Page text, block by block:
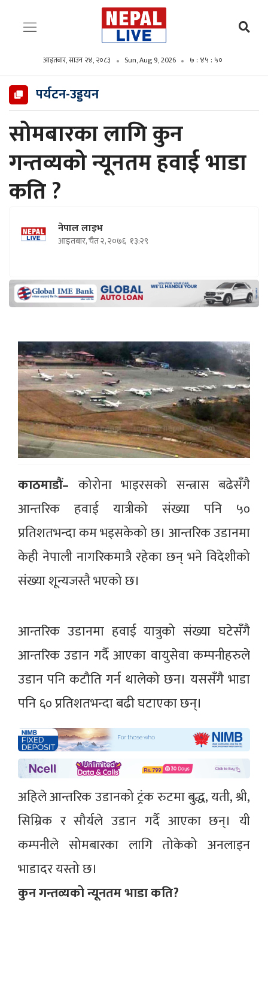
आइतबार, साउन २४, २०८३ Sun, Aug 9, 2026 ७ : ४५ : ५१
पर्यटन-उड्डयन
सोमबारका लागि कुन
गन्तव्यको न्यूनतम हवाई भाडा
कति ?
नेपाल लाइभ
आइतबार, चैत २, २०७६ १३:२९
काठमाडौं– कोरोना भाइरसको सन्त्रास बढेसँगै
आन्तरिक हवाई यात्रीको संख्या पनि ५०
प्रतिशतभन्दा कम भइसकेको छ। आन्तरिक उडानमा
केही नेपाली नागरिकमात्रै रहेका छन् भने विदेशीको
संख्या शून्यजस्तै भएको छ।
आन्तरिक उडानमा हवाई यात्रुको संख्या घटेसँगै
आन्तरिक उडान गर्दै आएका वायुसेवा कम्पनीहरुले
उडान पनि कटौति गर्न थालेको छन। यससँगै भाडा
पनि ६० प्रतिशतभन्दा बढी घटाएका छन्।
अहिले आन्तरिक उडानको ट्रंक रुटमा बुद्ध, यती, श्री,
सिम्रिक र सौर्यले उडान गर्दै आएका छन्। यी
कम्पनीले सोमबारका लागि तोकेको अनलाइन
भाडादर यस्तो छ।
कुन गन्तव्यको न्यूनतम भाडा कति?